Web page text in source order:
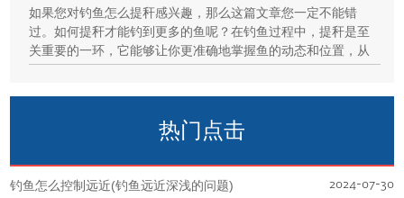
如果您对钓鱼怎么提秆感兴趣，那么这篇文章您一定不能错
过。如何提秆才能钓到更多的鱼呢？在钓鱼过程中，提秆是至
关重要的一环，它能够让你更准确地掌握鱼的动态和位置，从
热门点击
2024-07-30
钓鱼怎么控制远近(钓鱼远近深浅的问题)